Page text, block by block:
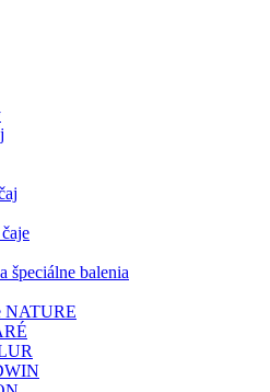
špeciálne balenia
NATURE